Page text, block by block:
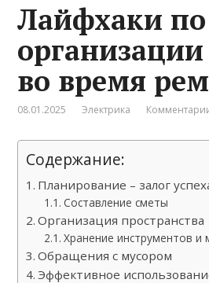
Лайфхаки по
во время
08.01.2025 Электрика
Содержание:
Планирование – залог
Составление сметы
Организация пространства
Хранение инструментов и
Обращения с мусором
Эффективное